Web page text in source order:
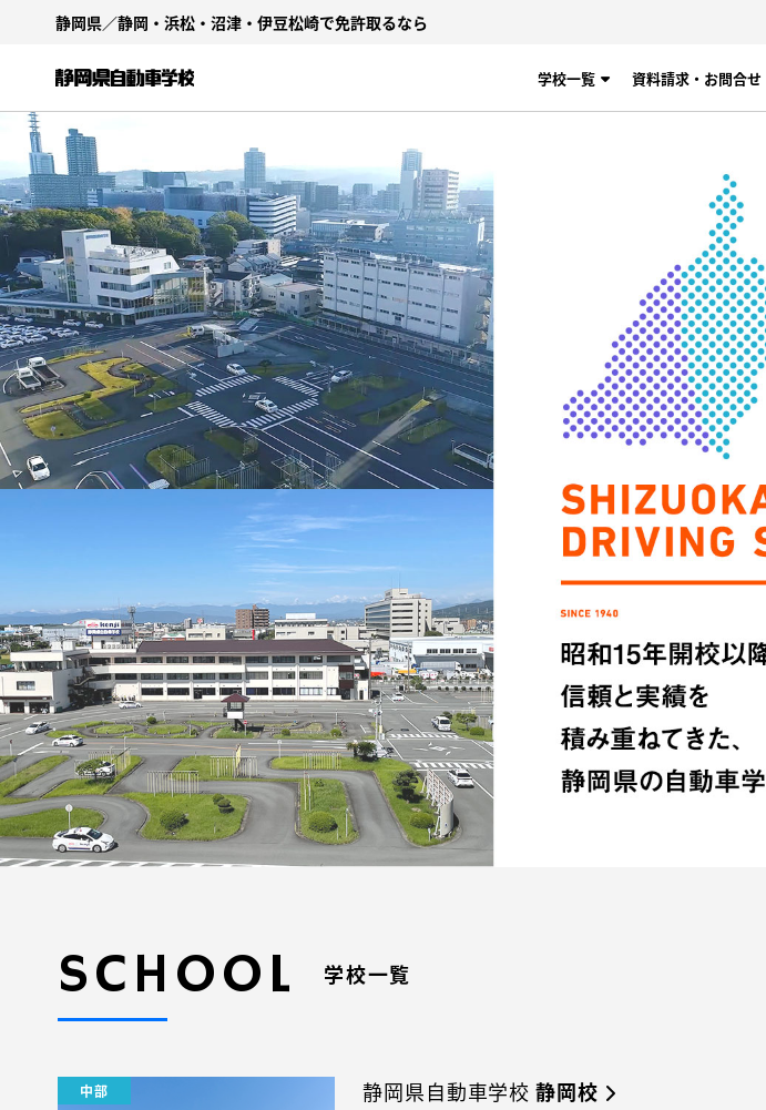
静岡県／静岡・浜松・沼津・ 伊豆松崎で免許取るなら
学校一覧 資料請求・お問合せ
SCHOOL 学校一覧
中部 静岡県自動車学校静岡校